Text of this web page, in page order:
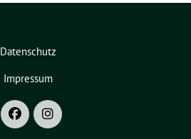
Datenschutz
Impressum